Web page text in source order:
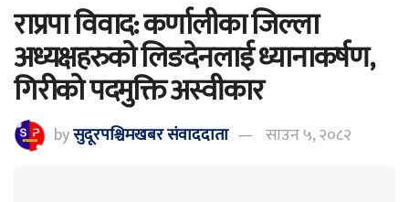
राप्रपा विवाद: कर्णालीका जिल्ला
अध्यक्षहरुको लिङदेनलाई ध्यानाकर्षण,
गिरीको पदमुक्ति अस्वीकार
byसुदूरपश्चिमखबर संंवाददाता साउन ५, २०८२